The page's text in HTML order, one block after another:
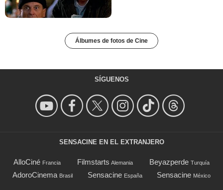
Álbumes de fotos de Cine
SÍGUENOS
SENSACINE EN EL EXTRANJERO
AlloCiné Francia Filmstarts Alemania Beyazperde Turquía
AdoroCinema Brasil Sensacine España Sensacine México